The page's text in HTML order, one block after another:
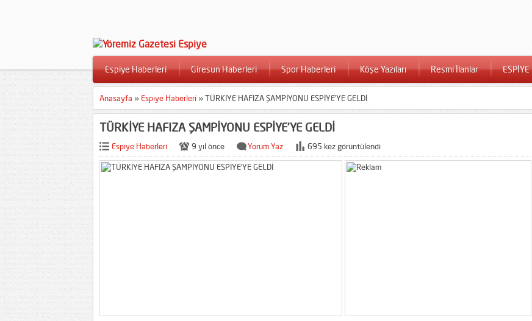
Espiye Haberleri Giresun Haberleri Spor Haberleri Köşe Yazıları Resmi İlanlar ESPİYE
Anasayfa » Espiye Haberleri »TÜRKİYE HAFIZA ŞAMPİYONU ESPİYE’YE GELDİ
TÜRKİYE HAFIZA ŞAMPİYONU ESPİYE’YE GELDİ
Espiye Haberleri 9 yıl önce Yorum Yaz 695 kez görüntülendi